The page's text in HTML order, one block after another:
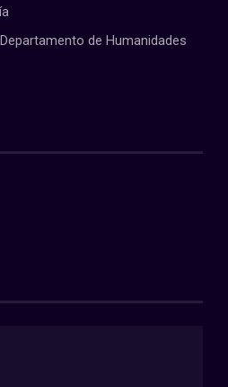
de Humanidades